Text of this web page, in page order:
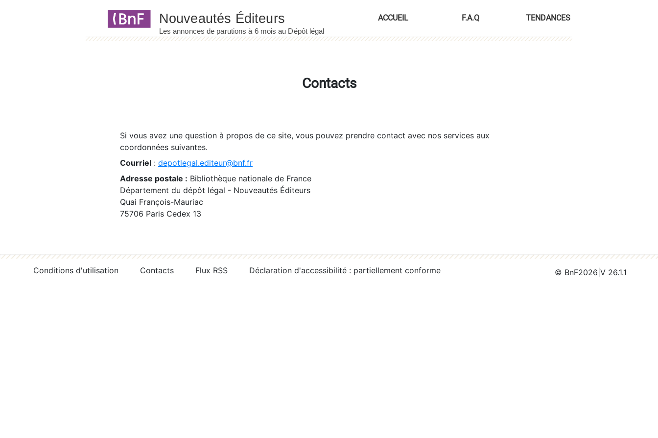
ACCUEIL F.A.Q TENDANCES
Contacts
Si vous avez une question à propos de ce site, vous pouvez prendre contact avec nos services aux
coordonnées suivantes.
Courriel : depotlegal.editeur@bnf.fr
Adresse postale : Bibliothèque nationale de France
Département du dépôt légal - Nouveautés Éditeurs
Quai François-Mauriac
75706 Paris Cedex 13
Conditions d'utilisation Contacts Flux RSS Déclaration d'accessibilité : partiellement conforme © BnF2026 V 26.1.1